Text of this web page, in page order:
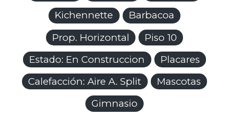
Kichennette
Barbacoa
Prop. Horizontal
Piso 10
Estado: En Construccion
Placares
Calefacción: Aire A. Split
Mascotas
Gimnasio